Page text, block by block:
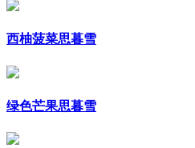
西柚菠菜思暮雪
绿色芒果思暮雪